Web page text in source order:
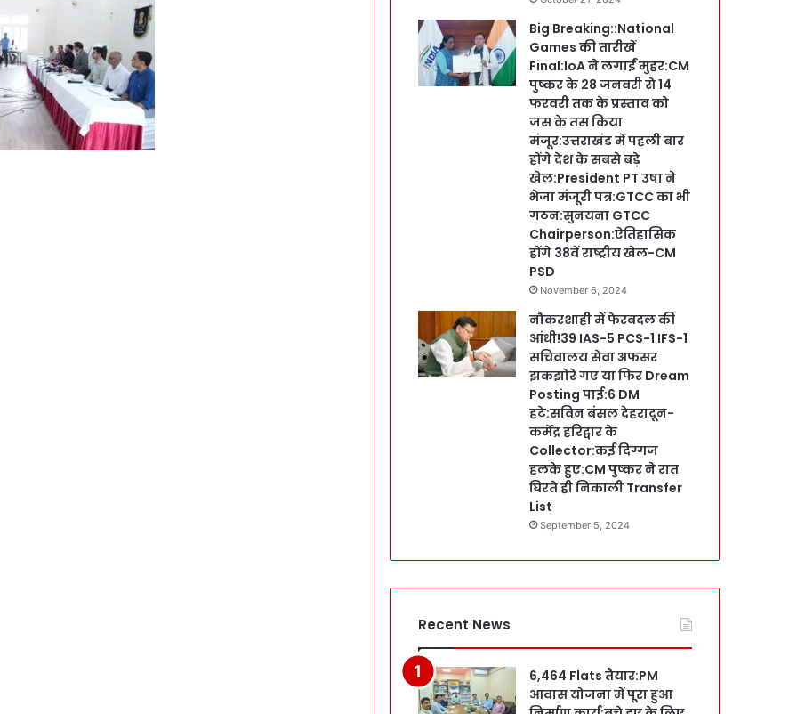
Big Breaking::National
Games की तारीखें
Final:IoA ने लगाईं मुहर:CM
पुष्कर के 28 जनवरी से 14
फरवरी तक के प्रस्ताव को
जस के तस किया
मंजूर:उत्तराखंड में पहली बार
होंगे देश के सबसे बड़े
खेल:President PT उषा ने
भेजा मंजूरी पत्र:GTCC का भी
गठन:सुनयना GTCC
Chairperson:ऐतिहासिक
होंगे 38वें राष्ट्रीय खेल-CM
PSD
November 6, 2024
नौकरशाही में फेरबदल की
आंधी!39 IAS-5 PCS-1 IFS-1
सचिवालय सेवा अफसर
झकझोरे गए या फिर Dream
Posting पाई:6 DM
हटे:सविन बंसल देहरादून-
कर्मेंद्र हरिद्वार के
Collector:कई दिग्गज
हलके हुए:CM पुष्कर ने रात
घिरते ही निकाली Transfer
List
September 5, 2024
Recent News
6,464 Flats तैयार:PM
आवास योजना में पूरा हुआ